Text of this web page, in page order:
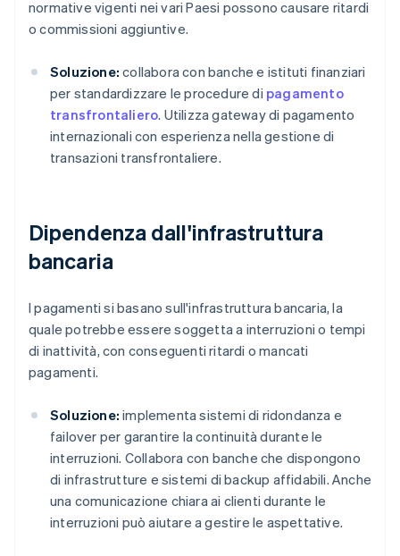
normative vigenti nei vari Paesi possono causare ritardi
o commissioni aggiuntive.
Soluzione: collabora con banche e istituti finanziari
per standardizzare le procedure di pagamento
transfrontaliero. Utilizza gateway di pagamento
internazionali con esperienza nella gestione di
transazioni transfrontaliere.
Dipendenza dall'infrastruttura
bancaria
I pagamenti si basano sull'infrastruttura bancaria, la
quale potrebbe essere soggetta a interruzioni o tempi
di inattività, con conseguenti ritardi o mancati
pagamenti.
Soluzione: implementa sistemi di ridondanza e
failover per garantire la continuità durante le
interruzioni. Collabora con banche che dispongono
di infrastrutture e sistemi di backup affidabili. Anche
una comunicazione chiara ai clienti durante le
interruzioni può aiutare a gestire le aspettative.